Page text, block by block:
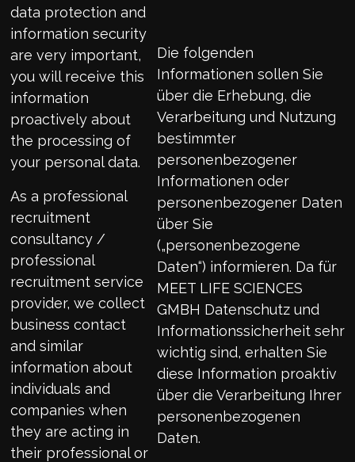
data protection and
information security
are very important,
you will receive this
information
proactively about
the processing of
your personal data.
As a professional
recruitment
consultancy /
professional
recruitment service
provider, we collect
business contact
and similar
information about
individuals and
companies when
they are acting in
their professional or
Die folgenden
Informationen sollen Sie
über die Erhebung, die
Verarbeitung und Nutzung
bestimmter
personenbezogener
Informationen oder
personenbezogener Daten
über Sie
(„personenbezogene
Daten“) informieren. Da für
MEET LIFE SCIENCES
GMBH Datenschutz und
Informationssicherheit sehr
wichtig sind, erhalten Sie
diese Information proaktiv
über die Verarbeitung Ihrer
personenbezogenen
Daten.